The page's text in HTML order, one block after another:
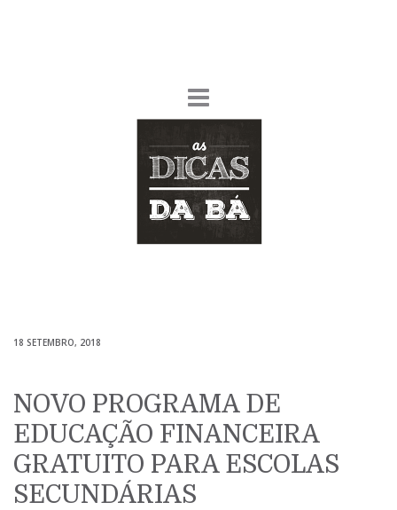
18 SETEMBRO, 2018
NOVO PROGRAMA DE
EDUCAÇÃO FINANCEIRA
GRATUITO PARA ESCOLAS
SECUNDÁRIAS